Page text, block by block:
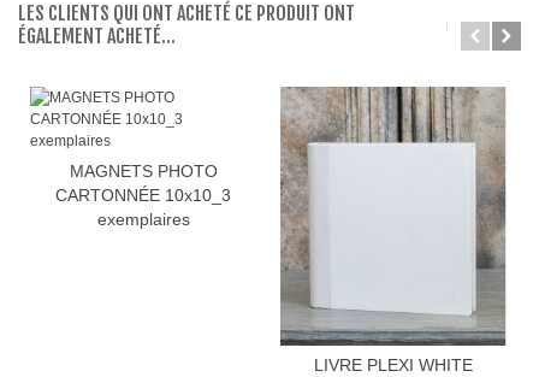
LES CLIENTS QUI ONT ACHETÉ CE PRODUIT ONT
ÉGALEMENT ACHETÉ...
MAGNETS PHOTO
CARTONNÉE 10x10_3
exemplaires
LIVRE PLEXI WHITE